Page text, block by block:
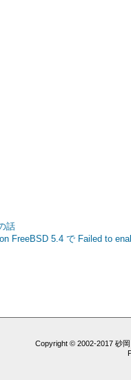
話
FreeBSD 5.4 で Failed to
Copyright © 2002-2017 砂